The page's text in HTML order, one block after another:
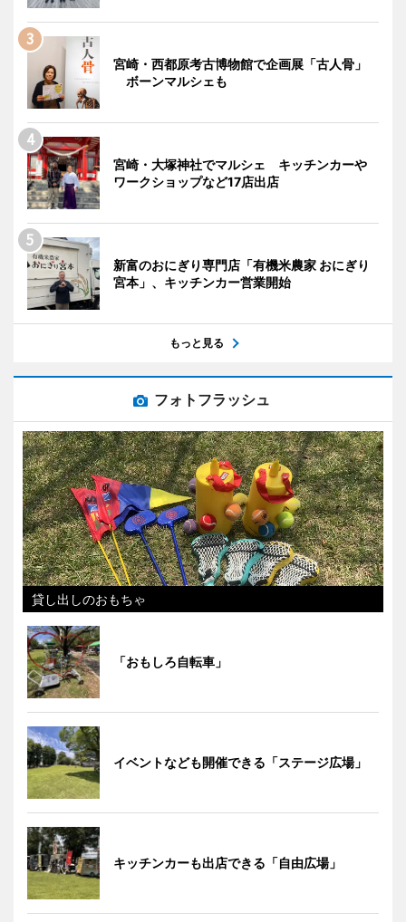
宮崎・西都原考古博物館で企画展「古人骨」
ボーンマルシェも
宮崎・大塚神社でマルシェ キッチンカーや
ワークショップなど17店出店
新富のおにぎり専門店「有機米農家 おにぎり
宮本」、キッチンカー営業開始
もっと見る
フォトフラッシュ
貸し出しのおもちゃ
「おもしろ自転車」
イベントなども開催できる「ステージ広場」
キッチンカーも出店できる「自由広場」